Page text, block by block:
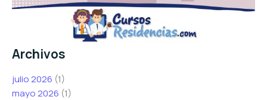
Archivos
julio 2026 (1)
mayo 2026 (1)